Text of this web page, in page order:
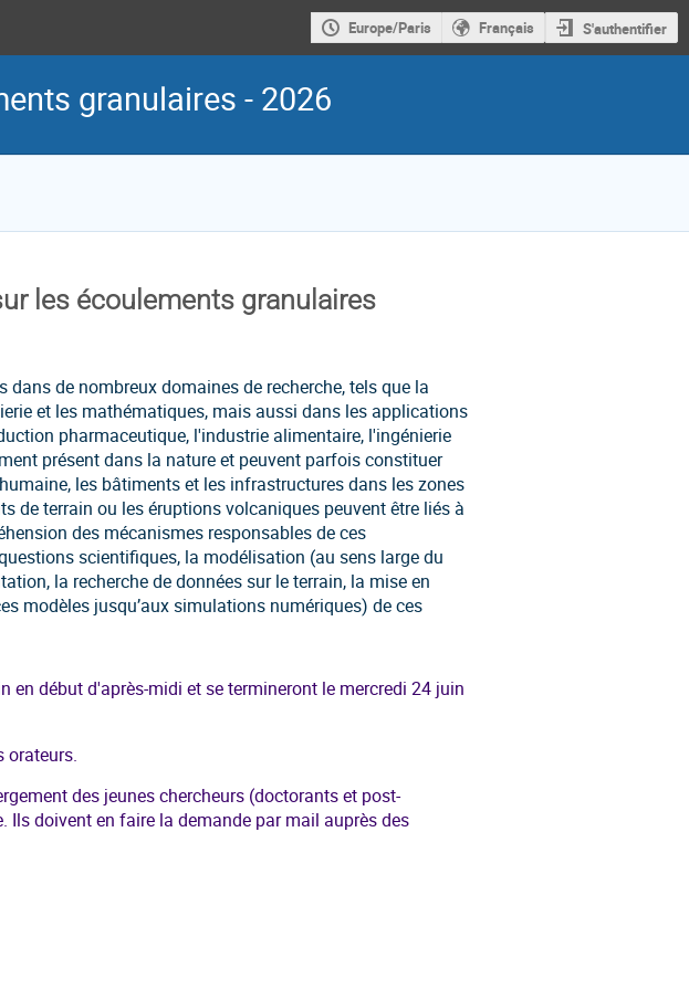
Europe/Paris Français S'authentifier
granulaires - 2026
les écoulements granulaires
de nombreux domaines de recherche, tels que la
et les mathématiques, mais aussi dans les applications
pharmaceutique, l'industrie alimentaire, l'ingénierie
présent dans la nature et peuvent parfois constituer
les bâtiments et les infrastructures dans les zones
de terrain ou les éruptions volcaniques peuvent être liés à
des mécanismes responsables de ces
scientifiques, la modélisation (au sens large du
la recherche de données sur le terrain, la mise en
modèles jusqu’aux simulations numériques) de ces
en début d'après-midi et se termineront le mercredi 24 juin
orateurs.
des jeunes chercheurs (doctorants et post-
Ils doivent en faire la demande par mail auprès des